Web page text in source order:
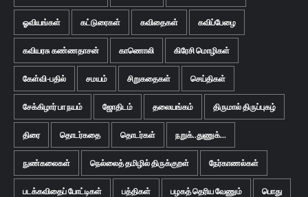
ஓவியங்கள் கட்டுரைகள் கவிதைகள் கவிப்பேழை
கவியரசு கண்ணதாசன் காணொலி கிரேசி மொழிகள்
கேள்வி-பதில் சமயம் சிறுகதைகள் செய்திகள்
சேக்கிழார் பா நயம் ஜோதிடம் தலையங்கம் திருமால் திருப்புகழ்
திரை தொடர்கதை தொடர்கள் நறுக்..துணுக்...
நுண்கலைகள் நெல்லைத் தமிழில் திருக்குறள் நேர்காணல்கள்
படக்கவிதைப் போட்டிகள் பத்திகள் பழகத் தெரிய வேணும் பொது